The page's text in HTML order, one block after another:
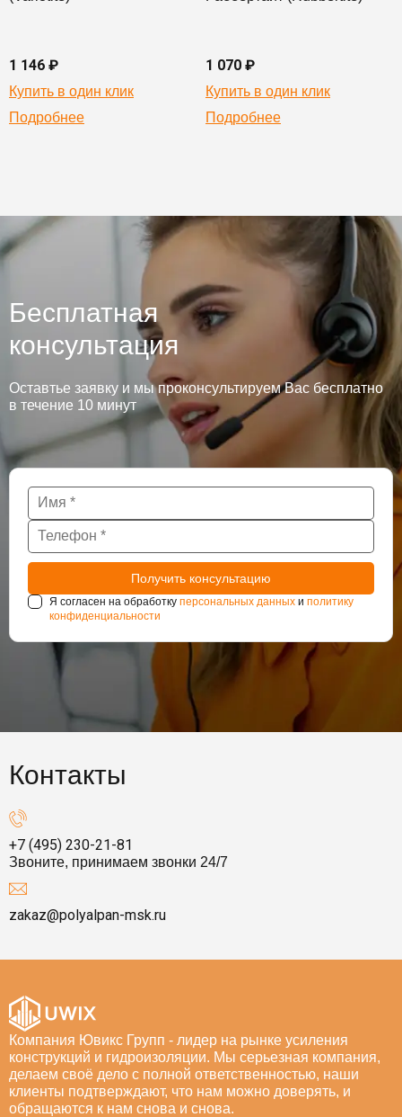
1 146 ₽
Купить в один клик
Подробнее
1 070 ₽
Купить в один клик
Подробнее
Бесплатная
консультация
Оставтье заявку и мы проконсультируем Вас бесплатно
в течение 10 минут
Я согласен на обработку персональных данных и политику
конфиденциальности
Контакты
+7 (495) 230-21-81
Звоните, принимаем звонки 24/7
zakaz@polyalpan-msk.ru
Компания Ювикс Групп - лидер на рынке усиления
конструкций и гидроизоляции. Мы серьезная компания,
делаем своё дело с полной ответственностью, наши
клиенты подтверждают, что нам можно доверять, и
обращаются к нам снова и снова.